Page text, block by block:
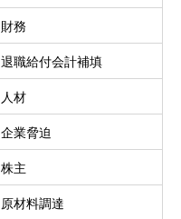
財務
退職給付会計補填
人材
企業脅迫
株主
原材料調達